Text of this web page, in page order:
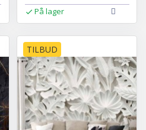
På lager
TILBUD